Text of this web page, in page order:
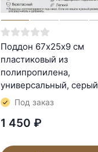
Поддон 67х25х9 см
пластиковый из
полипропилена,
универсальный, серый
Под заказ
1 450 ₽